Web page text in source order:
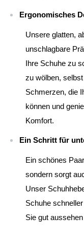
Ergonomisches
Unsere glatten,
unschlagbare
Ihre Schuhe zu
zu wölben,
Schmerzen, die
können und
Komfort.
Ein Schritt für
Ein schönes
sondern sorgt
Unser
Schuhe
Sie gut